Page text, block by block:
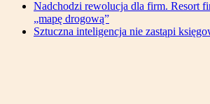
Nadchodzi rewolucja dla firm. Resort
„mapę drogową”
Sztuczna inteligencja nie zastąpi